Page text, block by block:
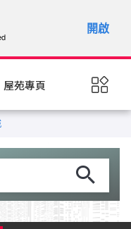
屋苑專頁
開啟